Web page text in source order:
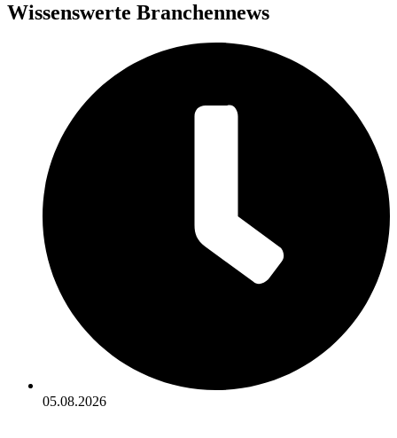
Wissenswerte Branchennews
05.08.2026